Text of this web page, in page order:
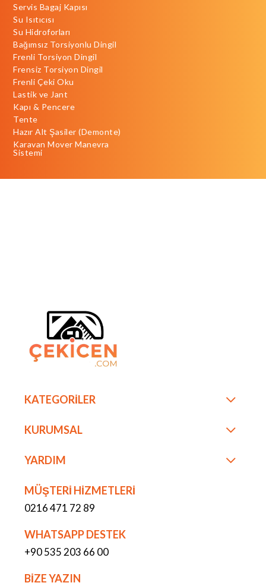
Servis Bagaj Kapısı
Su Isıtıcısı
Su Hidroforları
Bağımsız Torsiyonlu Dingil
Frenli Torsiyon Dingil
Frensiz Torsiyon Dingil
Frenli Çeki Oku
Lastik ve Jant
Kapı & Pencere
Tente
Hazır Alt Şasiler (Demonte)
Karavan Mover Manevra
Sistemi
KATEGORİLER
KURUMSAL
YARDIM
MÜŞTERİ HİZMETLERİ
0216 471 72 89
WHATSAPP DESTEK
+90 535 203 66 00
BİZE YAZIN